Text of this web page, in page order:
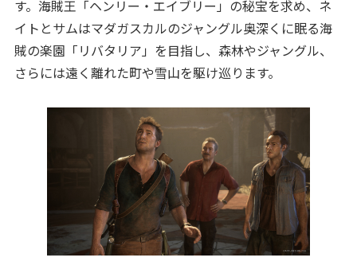
す。海賊王「ヘンリー・エイブリー」の秘宝を求め、ネ
イトとサムはマダガスカルのジャングル奥深くに眠る海
賊の楽園「リバタリア」を目指し、森林やジャングル、
さらには遠く離れた町や雪山を駆け巡ります。